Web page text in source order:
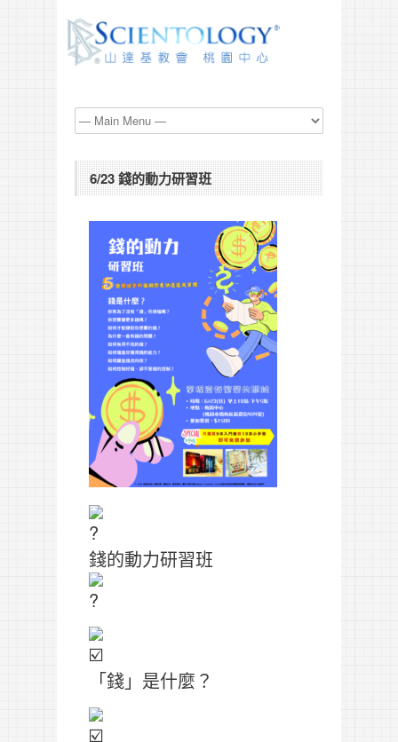
6/23 錢的動力研習班
錢的動力研習班
「錢」是什麼？